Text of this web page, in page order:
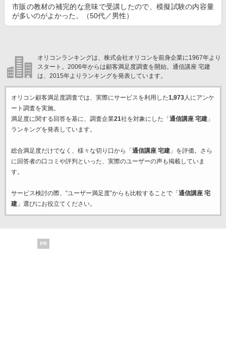
市販の教材の補完的な意味で受講したので、模擬試験の内容量
が多いのがよかった。（50代／男性）
オリコンランキングは、株式会社オリコンを前身企業に1967年より
スタート。2006年からは顧客満足度調査を開始。通信講座 宅建
は、2015年よりランキングを発表しています。
オリコン顧客満足度調査では、実際にサービスを利用した1,973人にアンケ
ート調査を実施。
満足度に関する回答を基に、調査企業21社を対象にした「 通信講座 宅建」
ランキングを発表しています。
総合満足度だけでなく、様々な切り口から「 通信講座 宅建」を評価。さら
に回答者の口コミや評判といった、実際のユーザーの声も掲載していま
す。
サービス検討の際、“ユーザー満足度”からも比較することで「 通信講座 宅
建」選びにお役立てください。
PR